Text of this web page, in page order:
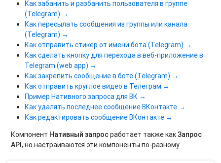
Как забанить и разбанить пользователя в группе
(Telegram) →
Как пересылать сообщения из группы или канала
(Telegram) →
Как отправить стикер от имени бота (Telegram) →
Как сделать кнопку для перехода в веб-приложение в
Telegram (web app) →
Как закрепить сообщение в боте (Telegram) →
Как отправить круглое видео в Телеграм →
Пример Нативного запроса для ВК →
Как удалять последнее сообщение ВКонтакте →
Как редактировать сообщение ВКонтакте →
Компонент Нативный запросработает также какЗапрос
API, но настраиваются эти компоненты по-разному.